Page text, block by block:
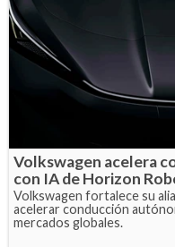
Volkswagen acelera
con IA de Horizon
Volkswagen fortalece su
acelerar conducción
mercados globales.